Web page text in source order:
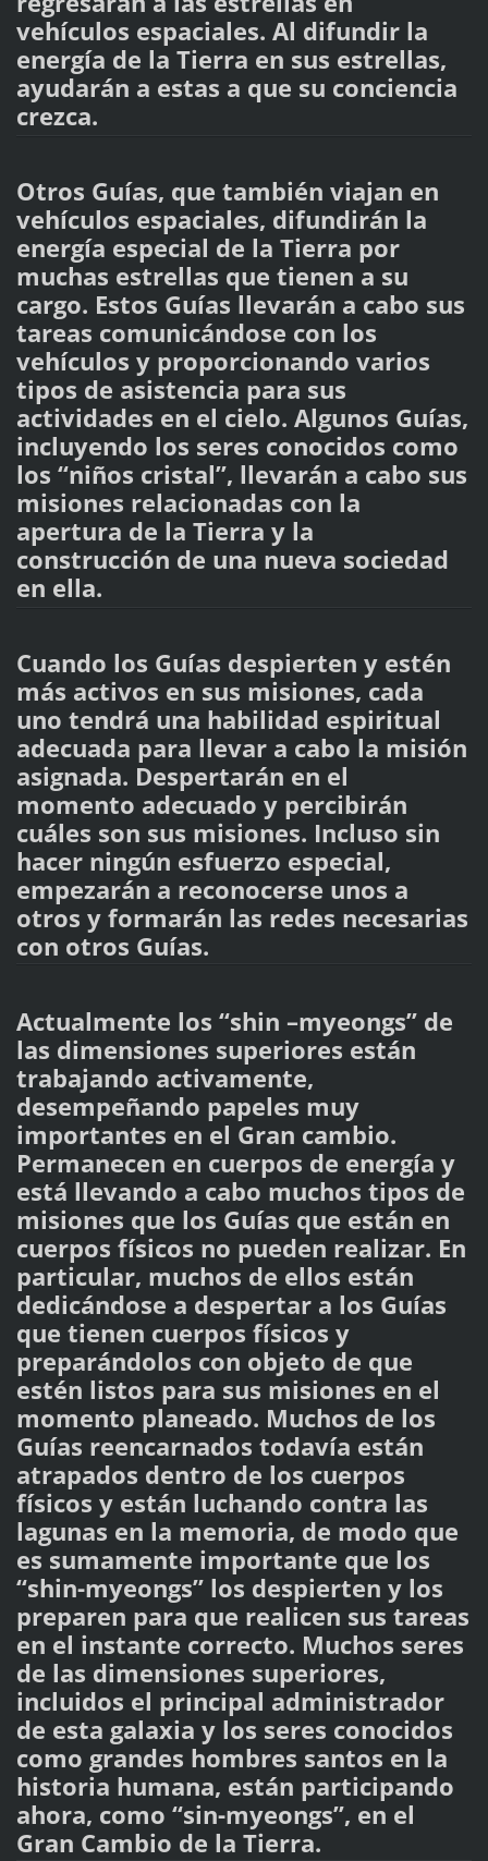
vehículos espaciales. Al difundir la
energía de la Tierra en sus estrellas,
ayudarán a estas a que su conciencia
crezca.
Otros Guías, que también viajan en
vehículos espaciales, difundirán la
energía especial de la Tierra por
muchas estrellas que tienen a su
cargo. Estos Guías llevarán a cabo sus
tareas comunicándose con los
vehículos y proporcionando varios
tipos de asistencia para sus
actividades en el cielo. Algunos Guías,
incluyendo los seres conocidos como
los “niños cristal”, llevarán a cabo sus
misiones relacionadas con la
apertura de la Tierra y la
construcción de una nueva sociedad
en ella.
Cuando los Guías despierten y estén
más activos en sus misiones, cada
uno tendrá una habilidad espiritual
adecuada para llevar a cabo la misión
asignada. Despertarán en el
momento adecuado y percibirán
cuáles son sus misiones. Incluso sin
hacer ningún esfuerzo especial,
empezarán a reconocerse unos a
otros y formarán las redes necesarias
con otros Guías.
Actualmente los “shin –myeongs” de
las dimensiones superiores están
trabajando activamente,
desempeñando papeles muy
importantes en el Gran cambio.
Permanecen en cuerpos de energía y
está llevando a cabo muchos tipos de
misiones que los Guías que están en
cuerpos físicos no pueden realizar. En
particular, muchos de ellos están
dedicándose a despertar a los Guías
que tienen cuerpos físicos y
preparándolos con objeto de que
estén listos para sus misiones en el
momento planeado. Muchos de los
Guías reencarnados todavía están
atrapados dentro de los cuerpos
físicos y están luchando contra las
lagunas en la memoria, de modo que
es sumamente importante que los
“shin-myeongs” los despierten y los
preparen para que realicen sus tareas
en el instante correcto. Muchos seres
de las dimensiones superiores,
incluidos el principal administrador
de esta galaxia y los seres conocidos
como grandes hombres santos en la
historia humana, están participando
ahora, como “sin-myeongs”, en el
Gran Cambio de la Tierra.